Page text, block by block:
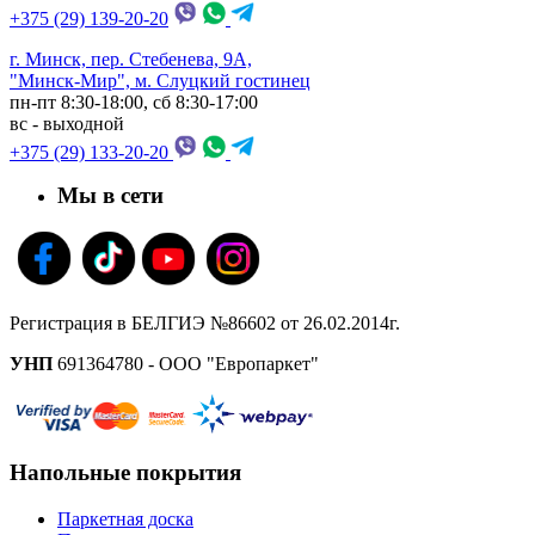
+375 (29) 139-20-20
г. Минск, пер. Стебенева, 9А,
"Минск-Мир", м. Слуцкий гостинец
пн-пт 8:30-18:00, сб 8:30-17:00
вс - выходной
+375 (29) 133-20-20
Мы в сети
Регистрация в БЕЛГИЭ №86602 от 26.02.2014г.
УНП 691364780 - ООО "Европаркет"
Напольные покрытия
Паркетная доска